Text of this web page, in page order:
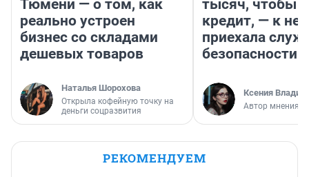
Тюмени — о том, как
реально устроен
бизнес со складами
дешевых товаров
Наталья Шорохова
Открыла кофейную точку на
деньги соцразвития
тысяч, чтобы
кредит, — к
приехала
безопасности
Ксения
Автор мнения
РЕКОМЕНДУЕМ